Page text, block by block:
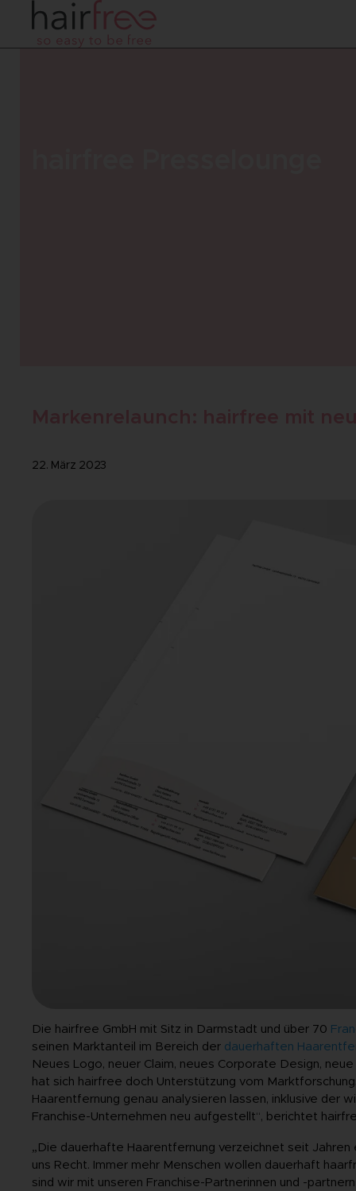
22. März 2023
Die hairfree GmbH mit Sitz in Darmstadt und über 70
seinen Marktanteil im Bereich der dauerhaften
Neues Logo, neuer Claim, neues Corporate Design,
hat sich hairfree doch Unterstützung vom
Haarentfernung genau analysieren lassen, inklusive der
Franchise-Unternehmen neu aufgestellt“, berichtet
„Die dauerhafte Haarentfernung verzeichnet seit
uns Recht. Immer mehr Menschen wollen dauerhaft
sind wir mit unseren Franchise-Partnerinnen und -